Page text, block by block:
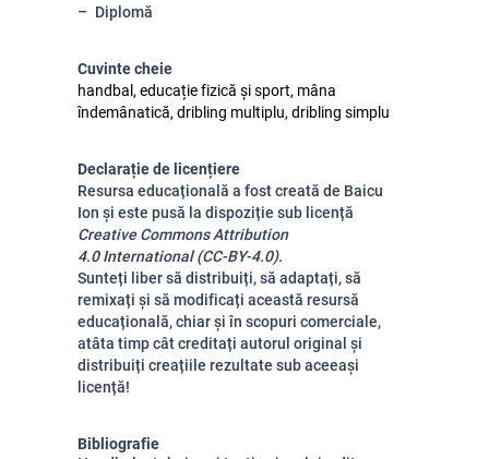
Diplomă
Cuvinte cheie
handbal, educație fizică și sport, mâna
îndemânatică, dribling multiplu, dribling simplu
Declarație de licențiere
Resursa educațională a fost creată de Baicu
Ion și este pusă la dispoziție sub licență
Creative Commons Attribution
4.0 International (CC-BY-4.0).
Sunteți liber să distribuiți, să adaptați, să
remixați și să modificați această resursă
educațională, chiar și în scopuri comerciale,
atâta timp cât creditați autorul original și
distribuiți creațiile rezultate sub aceeași
licență!
Bibliografie